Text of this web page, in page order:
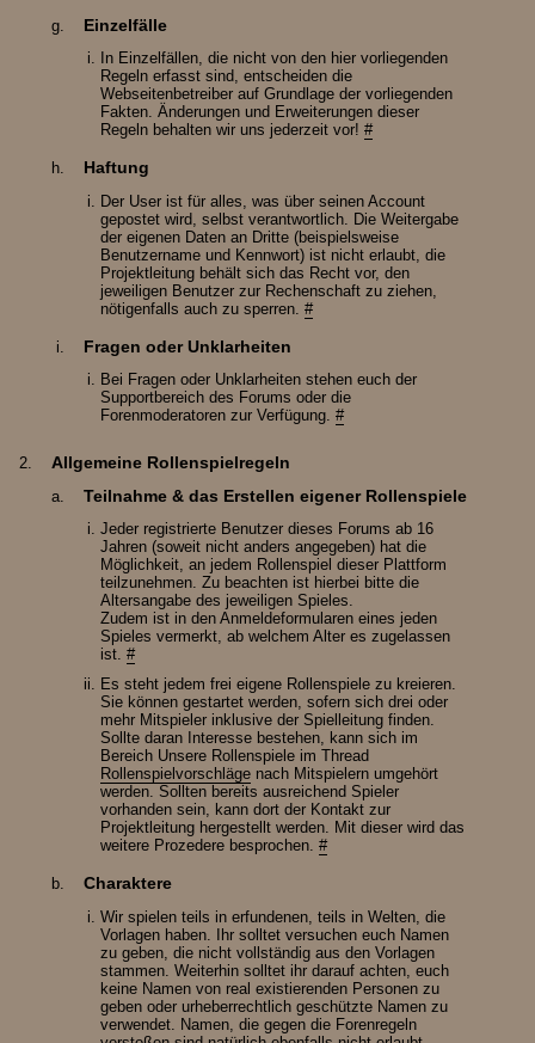
Einzelfälle
In Einzelfällen, die nicht von den hier vorliegenden
Regeln erfasst sind, entscheiden die
Webseitenbetreiber auf Grundlage der vorliegenden
Fakten. Änderungen und Erweiterungen dieser
Regeln behalten wir uns jederzeit vor!#
Haftung
Der User ist für alles, was über seinen Account
gepostet wird, selbst verantwortlich. Die Weitergabe
der eigenen Daten an Dritte (beispielsweise
Benutzername und Kennwort) ist nicht erlaubt, die
Projektleitung behält sich das Recht vor, den
jeweiligen Benutzer zur Rechenschaft zu ziehen,
nötigenfalls auch zu sperren.#
Fragen oder Unklarheiten
Bei Fragen oder Unklarheiten stehen euch der
Supportbereich des Forums oder die
Forenmoderatoren zur Verfügung.#
Allgemeine Rollenspielregeln
Teilnahme & das Erstellen eigener Rollenspiele
Jeder registrierte Benutzer dieses Forums ab 16
Jahren (soweit nicht anders angegeben) hat die
Möglichkeit, an jedem Rollenspiel dieser Plattform
teilzunehmen. Zu beachten ist hierbei bitte die
Altersangabe des jeweiligen Spieles.
Zudem ist in den Anmeldeformularen eines jeden
Spieles vermerkt, ab welchem Alter es zugelassen
ist.#
Es steht jedem frei eigene Rollenspiele zu kreieren.
Sie können gestartet werden, sofern sich drei oder
mehr Mitspieler inklusive der Spielleitung finden.
Sollte daran Interesse bestehen, kann sich im
Bereich Unsere Rollenspiele im Thread
Rollenspielvorschläge nach Mitspielern umgehört
werden. Sollten bereits ausreichend Spieler
vorhanden sein, kann dort der Kontakt zur
Projektleitung hergestellt werden. Mit dieser wird das
weitere Prozedere besprochen.#
Charaktere
Wir spielen teils in erfundenen, teils in Welten, die
Vorlagen haben. Ihr solltet versuchen euch Namen
zu geben, die nicht vollständig aus den Vorlagen
stammen. Weiterhin solltet ihr darauf achten, euch
keine Namen von real existierenden Personen zu
geben oder urheberrechtlich geschützte Namen zu
verwendet. Namen, die gegen die Forenregeln